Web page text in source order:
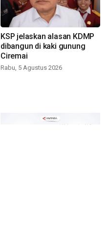
KSP jelaskan alasan KDMP
dibangun di kaki gunung
Ciremai
Rabu, 5 Agustus 2026